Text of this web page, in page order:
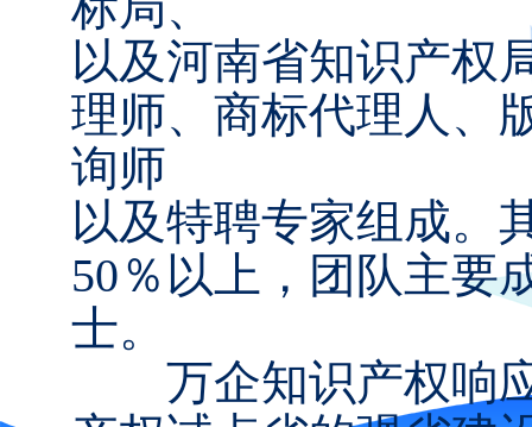
以及河南省知识产权
理师、商标代理人、
询师
以及特聘专家组成。
50％以上，团队主要
士。
万企知识产权响应